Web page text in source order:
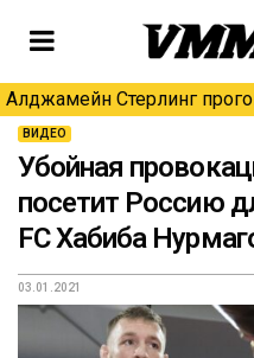
Алджамейн Стерлинг
ВИДЕО
Убойная
посетит Россию
FC Хабиба
03.01.2021